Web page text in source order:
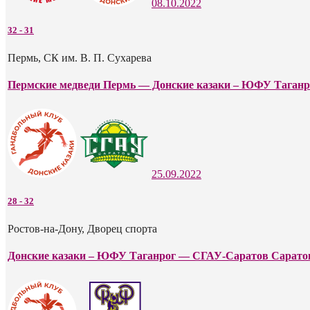
08.10.2022
32 - 31
Пермь, СК им. В. П. Сухарева
Пермские медведи Пермь — Донские казаки – ЮФУ
25.09.2022
28 - 32
Ростов-на-Дону, Дворец спорта
Донские казаки – ЮФУ Таганрог — СГАУ-Саратов